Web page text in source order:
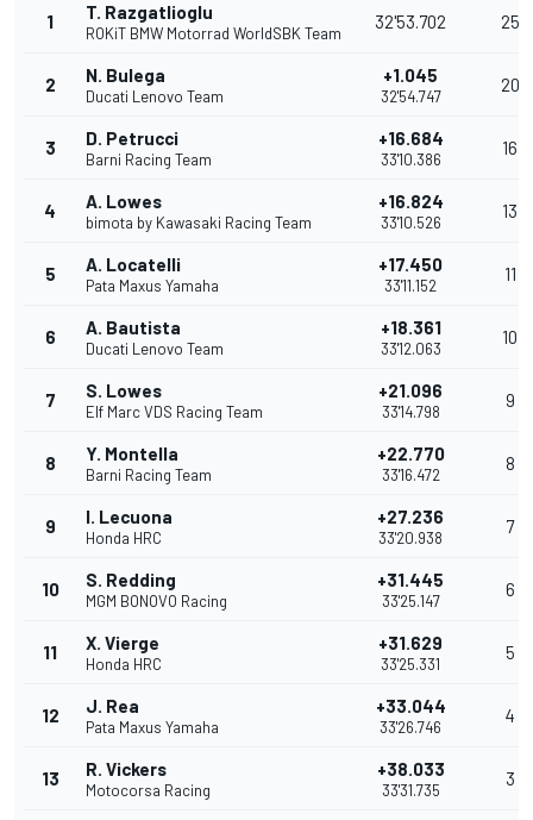
1 T. Razgatlioglu
ROKiT BMW Motorrad WorldSBK Team
32'53.702 25
2 N. Bulega
Ducati Lenovo Team
+1.045
32'54.747
20
3 D. Petrucci
Barni Racing Team
+16.684
33'10.386
16
4 A. Lowes
bimota by Kawasaki Racing Team
+16.824
33'10.526
13
5 A. Locatelli
Pata Maxus Yamaha
+17.450
33'11.152
11
6 A. Bautista
Ducati Lenovo Team
+18.361
33'12.063
10
7 S. Lowes
Elf Marc VDS Racing Team
+21.096
33'14.798
9
8 Y. Montella
Barni Racing Team
+22.770
33'16.472
8
9 I. Lecuona
Honda HRC
+27.236
33'20.938
7
10 S. Redding
MGM BONOVO Racing
+31.445
33'25.147
6
11 X. Vierge
Honda HRC
+31.629
33'25.331
5
12 J. Rea
Pata Maxus Yamaha
+33.044
33'26.746
4
13 R. Vickers
Motocorsa Racing
+38.033
33'31.735
3